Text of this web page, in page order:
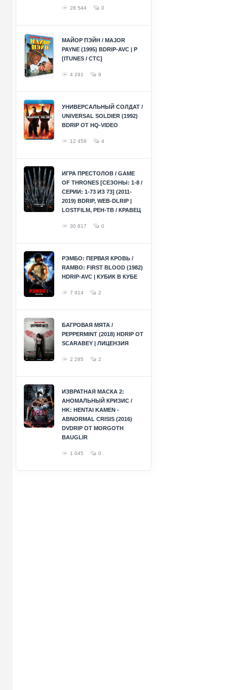
28 544 0
МАЙОР ПЭЙН / MAJOR
PAYNE (1995) BDRIP-AVC | P
[ITUNES / СТС]
4 291 8
УНИВЕРСАЛЬНЫЙ СОЛДАТ /
UNIVERSAL SOLDIER (1992)
BDRIP ОТ HQ-VIDEO
12 459 4
ИГРА ПРЕСТОЛОВ / GAME
OF THRONES [СЕЗОНЫ: 1-8 /
СЕРИИ: 1-73 ИЗ 73] (2011-
2019) BDRIP, WEB-DLRIP |
LOSTFILM, РЕН-ТВ / КРАВЕЦ
30 817 0
РЭМБО: ПЕРВАЯ КРОВЬ /
RAMBO: FIRST BLOOD (1982)
HDRIP-AVC | КУБИК В КУБЕ
7 914 2
БАГРОВАЯ МЯТА /
PEPPERMINT (2018) HDRIP ОТ
SCARABEY | ЛИЦЕНЗИЯ
2 285 2
ИЗВРАТНАЯ МАСКА 2:
АНОМАЛЬНЫЙ КРИЗИС /
HK: HENTAI KAMEN -
ABNORMAL CRISIS (2016)
DVDRIP ОТ MORGOTH
BAUGLIR
1 045 0